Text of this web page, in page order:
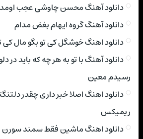
دانلود آهنگ محسن چاوشی عجب
دانلود آهنگ گروه ایهام بغض مدام
دانلود اهنگ خوشگل کی تو بگو مال
دانلود آهنگ با تو به هر چه که باید
رسیدم معین
دانلود اهنگ اصلا خبر داری چقدر
ریمیکس
دانلود اهنگ ماشین فقط سمند